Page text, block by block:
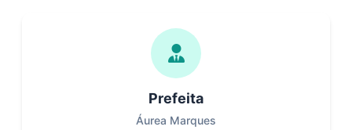
Prefeita
Áurea Marques